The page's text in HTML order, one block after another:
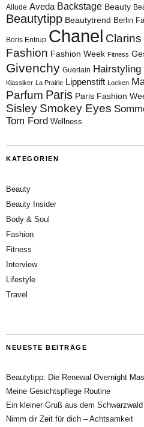
Allude Aveda Backstage Beauty
Beautytipp Beautytrend Berlin
Boris Entrup Chanel Clarins
Fashion Fashion Week Fitness
Givenchy Guerlain Hairstyling
Klassiker La Prairie Lippenstift Locken
Parfum Paris Paris Fashion
Sisley Smokey Eyes
Tom Ford Wellness
KATEGORIEN
Beauty
Beauty Insider
Body & Soul
Fashion
Fitness
Interview
Lifestyle
Travel
NEUESTE BEITRÄGE
Beautytipp: Die Renewal Overnight
Meine Gesichtspflege Routine
Ein kleiner Gruß aus dem Schwarzwald
Nimm dir Zeit für dich – Achtsamkeit